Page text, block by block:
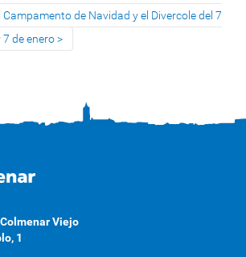
de Navidad y el Divercole del 7
7 de enero
Viejo
1